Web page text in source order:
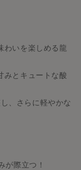
わいを楽しめる龍
みとキュートな酸
、さらに軽やかな
際立つ！